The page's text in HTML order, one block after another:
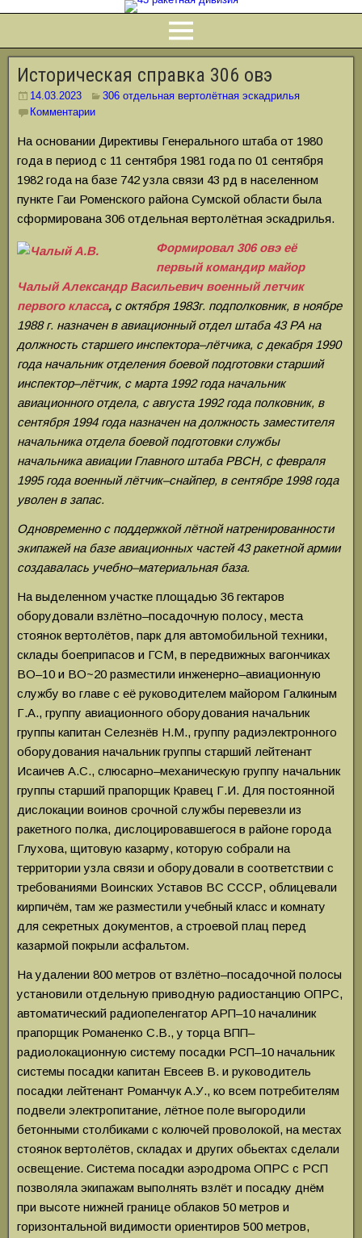
Историческая справка 306 овэ
14.03.2023
306 отдельная вертолётная эскадрилья
Комментарии
На основании Директивы Генерального штаба от 1980
года в период с 11 сентября 1981 года по 01 сентября
1982 года на базе 742 узла связи 43 рд в населенном
пункте Гаи Роменского района Сумской области была
сформирована 306 отдельная вертолётная эскадрилья.
Формировал 306 овэ её
первый командир майор
Чалый Александр Васильевич военный летчик
первого класса, с октября 1983г. подполковник, в ноябре
1988 г. назначен в авиационный отдел штаба 43 РА на
должность старшего инспектора–лётчика, с декабря 1990
года начальник отделения боевой подготовки старший
инспектор–лётчик, c марта 1992 года начальник
авиационного отдела, с августа 1992 года полковник, в
сентября 1994 года назначен на должность заместителя
начальника отдела боевой подготовки службы
начальника авиации Главного штаба РВСН, с февраля
1995 года военный лётчик–cнайпер, в сентябре 1998 года
уволен в запас.
Одновременно с поддержкой лётной натренированности
экипажей на базе авиационных частей 43 ракетной армии
создавалась учебно–материальная база.
На выделенном участке площадью 36 гектаров
оборудовали взлётно–посадочную полосу, места
стоянок вертолётов, парк для автомобильной техники,
склады боеприпасов и ГСМ, в передвижных вагончиках
ВО–10 и ВО~20 разместили инженерно–авиационную
службу во главе с её руководителем майором Галкиным
Г.А., группу авиационного оборудования начальник
группы капитан Селезнёв Н.М., группу радиэлектронного
оборудования начальник группы старший лейтенант
Исаичев А.С., слюсарно–механическую группу начальник
группы старший прапорщик Кравец Г.И. Для постоянной
дислокации воинов срочной службы перевезли из
ракетного полка, дислоцировавшегося в районе города
Глухова, щитовую казарму, которую собрали на
территории узла связи и оборудовали в соответствии с
требованиями Воинских Уставов ВС СССР, облицевали
кирпичём, там же разместили учебный класс и комнату
для секретных документов, а строевой плац перед
казармой покрыли асфальтом.
На удалении 800 метров от взлётно–посадочной полосы
установили отдельную приводную радиостанцию ОПРС,
автоматический радиопеленгатор АРП–10 началиник
прапорщик Романенко С.В., у торца ВПП–
радиолокационную систему посадки РСП–10 начальник
системы посадки капитан Евсеев В. и руководитель
посадки лейтенант Романчук А.У., ко всем потребителям
подвели электропитание, лётное поле выгородили
бетонными столбиками с колючей проволокой, на местах
стоянок вертолётов, складах и других обьектах сделали
освещение. Система посадки аэродрома ОПРС с РСП
позволяла экипажам выполнять взлёт и посадку днём
при высоте нижней границе облаков 50 метров и
горизонтальной видимости ориентиров 500 метров,